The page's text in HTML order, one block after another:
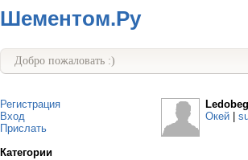
Шементом.Ру
Добро пожаловать :)
Регистрация
Вход
Прислать
Категории
Окей